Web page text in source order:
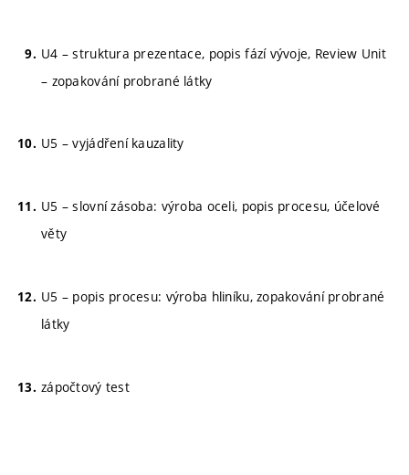
U4 – struktura prezentace, popis fází vývoje, Review Unit
– zopakování probrané látky
U5 – vyjádření kauzality
U5 – slovní zásoba: výroba oceli, popis procesu, účelové
věty
U5 – popis procesu: výroba hliníku, zopakování probrané
látky
zápočtový test